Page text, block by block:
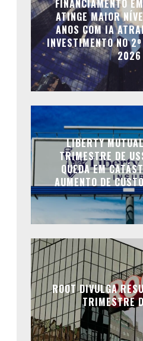
FINANCIAMENTO
ATINGE MAIOR
ANOS COM IA
INVESTIMENTO NO
2026
LIBERTY
TRIMESTRE DE
QUEDA EM
AUMENTO DE
ROOT DIVULGA
TRIMESTRE